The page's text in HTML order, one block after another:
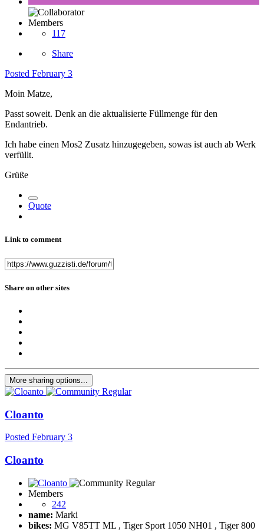
Members
117
Share
Posted February 3
Moin Matze,
Passt soweit. Denk an die aktualisierte Füllmenge für den
Endantrieb.
Ich habe einen Mos2 Zusatz hinzugegeben, sowas ist auch ab Werk
verfüllt.
Grüße
Quote
Link to comment
Share on other sites
More sharing options...
Cloanto
Posted February 3
Cloanto
Members
242
name: Marki
bikes: MG V85TT ML , Tiger Sport 1050 NH01 , Tiger 800